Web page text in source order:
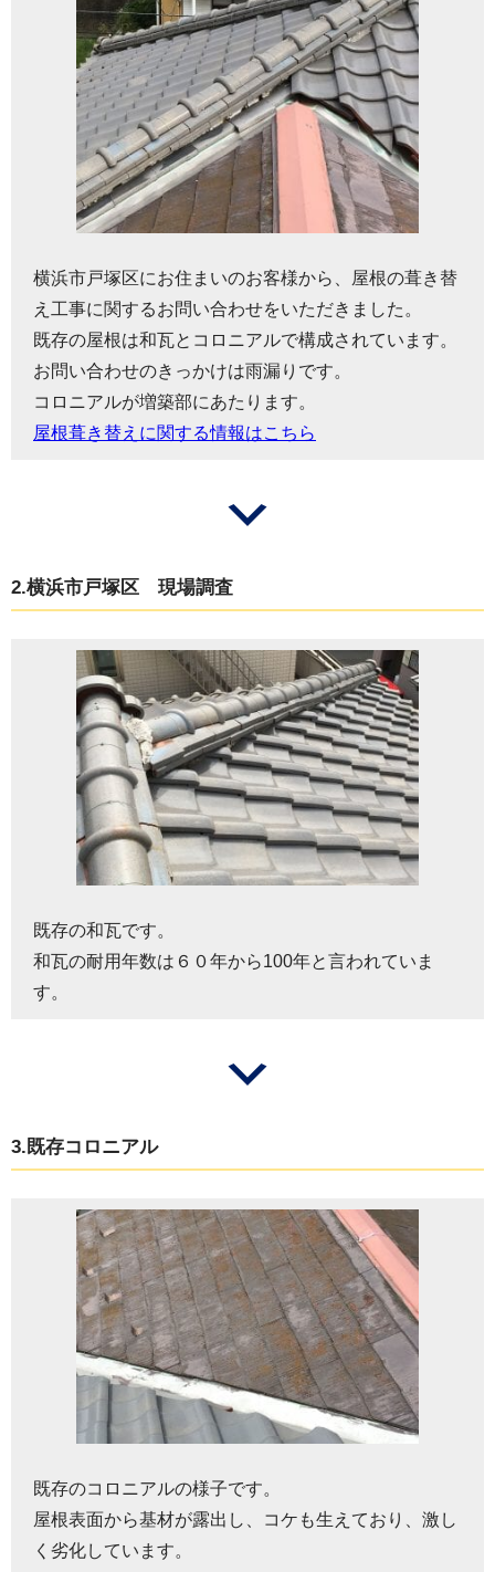
横浜市戸塚区にお住まいのお客様から、屋根の葺き替
え工事に関するお問い合わせをいただきました。
既存の屋根は和瓦とコロニアルで構成されています。
お問い合わせのきっかけは雨漏りです。
コロニアルが増築部にあたります。
屋根葺き替えに関する情報はこちら
2.横浜市戸塚区 現場調査
既存の和瓦です。
和瓦の耐用年数は６０年から100年と言われていま
す。
3.既存コロニアル
既存のコロニアルの様子です。
屋根表面から基材が露出し、コケも生えており、激し
く劣化しています。